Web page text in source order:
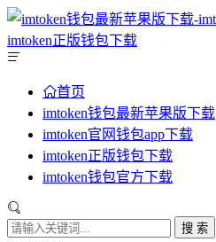
首页
imtoken钱包最新苹果版下载
imtoken官网钱包app下载
imtoken正版钱包下载
imtoken钱包官方下载
搜 索